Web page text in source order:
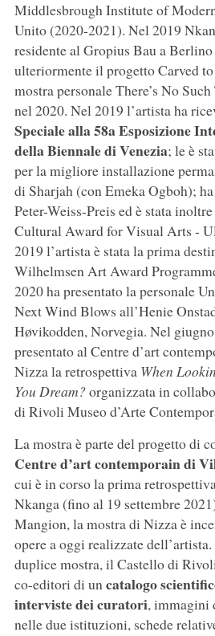
Middlesbrough Institute of
Unito (2020-2021). Nel 2019
residente al Gropius Bau a
ulteriormente il progetto Carved
mostra personale There’s No
nel 2020. Nel 2019 l’artista ha
Speciale alla 58a Esposizione
della Biennale di Venezia; le è
per la migliore installazione
di Sharjah (con Emeka Ogboh);
Peter-Weiss-Preis ed è stata
Cultural Award for Visual Arts -
2019 l’artista è stata la prima
Wilhelmsen Art Award
2020 ha presentato la personale
Next Wind Blows all’Henie
Høvikodden, Norvegia. Nel
presentato al Centre d’art
Nizza la retrospettiva When
You Dream?organizzata in
di Rivoli Museo d’Arte
La mostra è parte del progetto di
Centre d’art contemporain di
cui è in corso la prima
Nkanga (fino al 19 settembre
Mangion, la mostra di Nizza è
opere a oggi realizzate
duplice mostra, il Castello di
co-editori di uncatalogo
interviste dei curatori, immagini
nelle due istituzioni, schede